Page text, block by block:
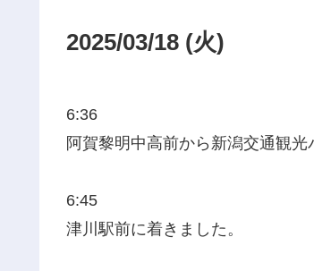
2025/03/18 (火)
6:36
阿賀黎明中高前から新潟交通観光
6:45
津川駅前に着きました。